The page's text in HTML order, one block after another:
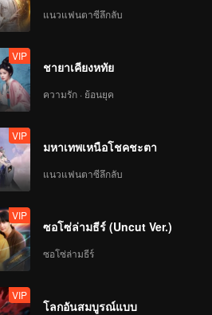
แนวแฟนตาซีลึกลับ
VIP
ชายาเคียงหทัย
ความรัก · ย้อนยุค
VIP
มหาเทพเหนือโชคชะตา
แนวแฟนตาซีลึกลับ
VIP
ซอโซ่ล่ามธีร์ (Uncut Ver.)
ซอโซ่ล่ามธีร์
VIP
โลกอันสมบูรณ์แบบ